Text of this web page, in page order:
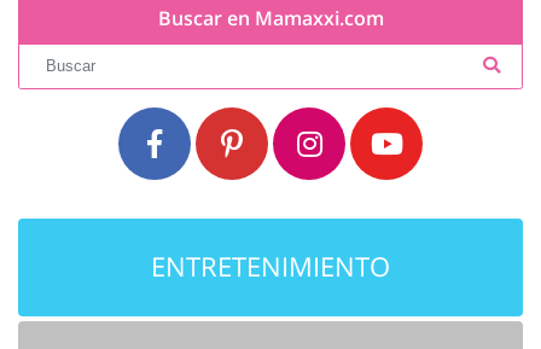
Buscar en Mamaxxi.com
ENTRETENIMIENTO